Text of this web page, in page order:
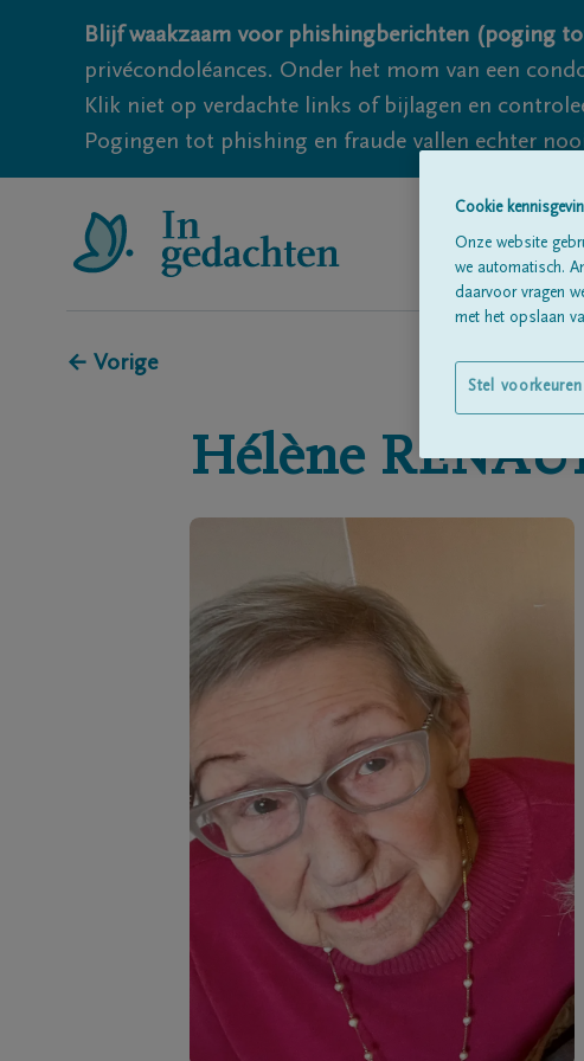
Blijf waakzaam voor phishingberichten (poging
privécondoléances. Onder het mom van een
Klik niet op verdachte links of bijlagen en
Pogingen tot phishing en fraude vallen echter
← Vorige
Hélène
Cookie
Onze website
we automatisch.
daarvoor vragen
met het opslaan
Stel